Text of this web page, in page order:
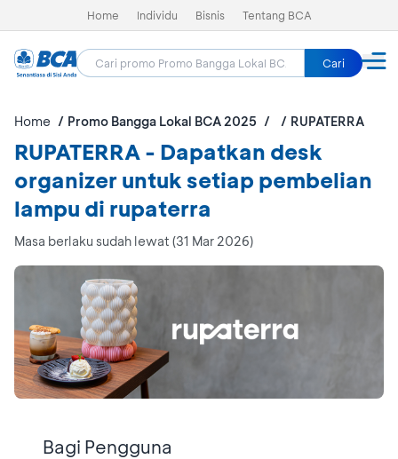
Home Individu Bisnis Tentang BCA
Cari
Home Promo Bangga Lokal BCA 2025 RUPATERRA
RUPATERRA - Dapatkan desk
organizer untuk setiap pembelian
lampu di rupaterra
Masa berlaku sudah lewat (31 Mar 2026)
Bagi Pengguna